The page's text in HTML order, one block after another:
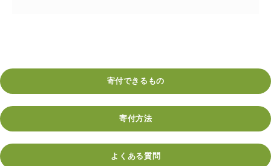
寄付できるもの
寄付方法
よくある質問